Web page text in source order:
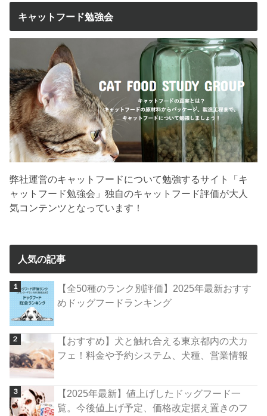
キャットフード勉強会
弊社運営のキャットフードについて勉強するサイト「キ
ャットフード勉強会」独自のキャットフード評価が大人
気コンテンツとなっています！
人気の記事
【全50種のランク別評価】2025年最新おすす
めドッグフードランキング
【おすすめ】犬と触れ合える東京都内の犬カ
フェ！料金や予約システム、犬種、営業情報
【2025年最新】値上げしたドッグフード一
覧。今後値上げ予定、価格改定据え置きのフ